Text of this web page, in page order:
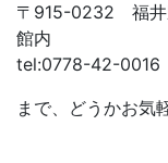
〒915-0232 福井
館内
tel:0778-42-0016
まで、どうかお気